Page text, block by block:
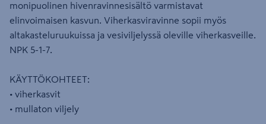
monipuolinen hivenravinnesisältö varmistavat
elinvoimaisen kasvun. Viherkasviravinne sopii myös
altakasteluruukuissa ja vesiviljelyssä oleville viherkasveille.
NPK 5-1-7.
KÄYTTÖKOHTEET:
• viherkasvit
• mullaton viljely